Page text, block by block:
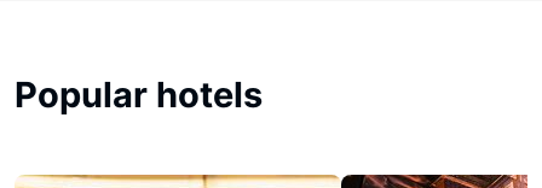
Popular hotels